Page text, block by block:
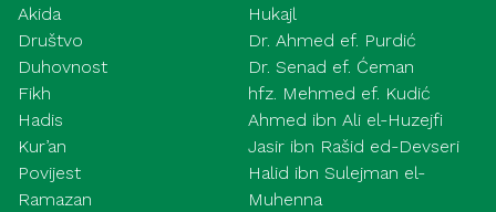
Akida
Društvo
Duhovnost
Fikh
Hadis
Kur’an
Povijest
Ramazan
Hukajl
Dr. Ahmed ef. Purdić
Dr. Senad ef. Ćeman
hfz. Mehmed ef. Kudić
Ahmed ibn Ali el-Huzejfi
Jasir ibn Rašid ed-Devseri
Halid ibn Sulejman el-
Muhenna